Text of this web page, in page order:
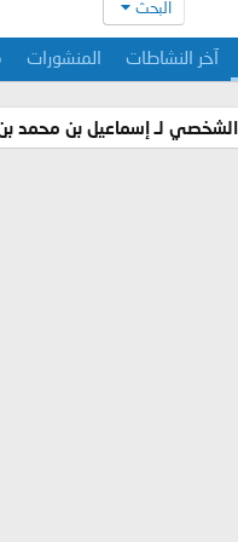
البحث
آخر النشاطات المنشورات
لـ إسماعيل بن محمد